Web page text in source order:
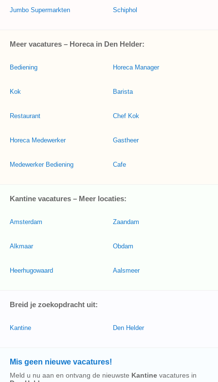
Jumbo Supermarkten Schiphol
Meer vacatures – Horeca in Den Helder:
Bediening
Kok
Restaurant
Horeca Medewerker
Medewerker Bediening
Horeca Manager
Barista
Chef Kok
Gastheer
Cafe
Kantine vacatures – Meer locaties:
Amsterdam
Alkmaar
Heerhugowaard
Zaandam
Obdam
Aalsmeer
Breid je zoekopdracht uit:
Kantine Den Helder
Mis geen nieuwe vacatures!
Meld u nu aan en ontvang de nieuwste Kantine vacatures in